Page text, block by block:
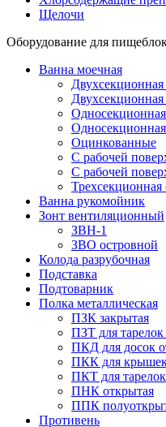
Щелочи
Оборудование для
Ванна моечная
Двухсекционная
Двухсекционная
Оцинкованные
С рабочей
С рабочей
Трехсекционная
Ванна рукомойник
Зонт вентиляционный
ЗВН-1
ЗВО островной
Колода разрубочная
Подставка
Подтоварник
Полка металлическая
ПЗК закрытая
ПЗТ для тарелок
ПКД для досок
ПКК для крышек
ПКТ для
ПНК открытая
ППК
Противень